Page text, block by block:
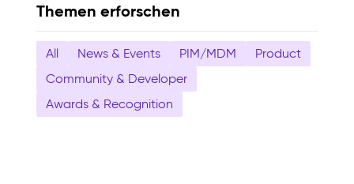
Themen erforschen
All News & Events PIM/MDM
Product
Community & Developer
Awards & Recognition